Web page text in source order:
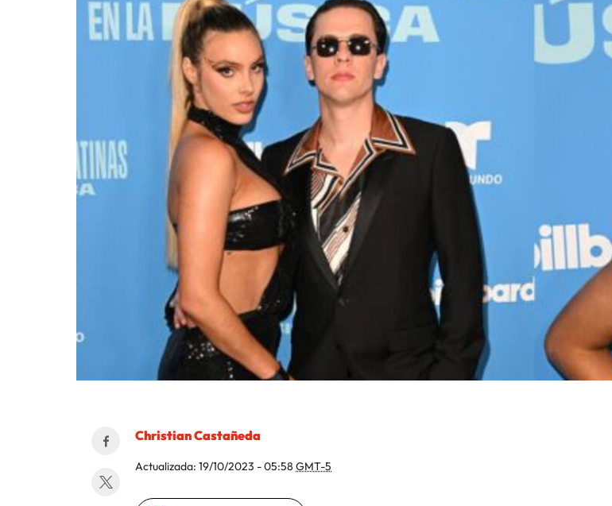
Christian Castañeda
Actualizada: 19/10/2023 - 05:58 GMT-5